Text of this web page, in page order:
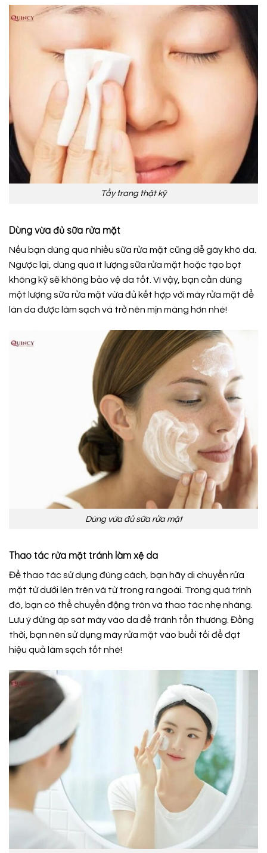
Tẩy trang thật kỹ
Dùng vừa đủ sữa rửa mặt
Nếu bạn dùng quá nhiều sữa rửa mặt cũng dễ gây khô da.
Ngược lại, dùng quá ít lượng sữa rửa mặt hoặc tạo bọt
không kỹ sẽ không bảo vệ da tốt. Vì vậy, bạn cần dùng
một lượng sữa rửa mặt vừa đủ kết hợp với máy rửa mặt để
làn da được làm sạch và trở nên mịn màng hơn nhé!
Dùng vừa đủ sữa rửa mặt
Thao tác rửa mặt tránh làm xệ da
Để thao tác sử dụng đúng cách, bạn hãy di chuyển rửa
mặt từ dưới lên trên và từ trong ra ngoài. Trong quá trình
đó, bạn có thể chuyển động tròn và thao tác nhẹ nhàng.
Lưu ý đừng áp sát máy vào da để tránh tổn thương. Đồng
thời, bạn nên sử dụng máy rửa mặt vào buổi tối để đạt
hiệu quả làm sạch tốt nhé!